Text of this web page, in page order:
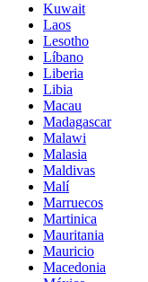
Kuwait
Laos
Lesotho
Líbano
Liberia
Libia
Macau
Madagascar
Malawi
Malasia
Maldivas
Malí
Marruecos
Martinica
Mauritania
Mauricio
Macedonia